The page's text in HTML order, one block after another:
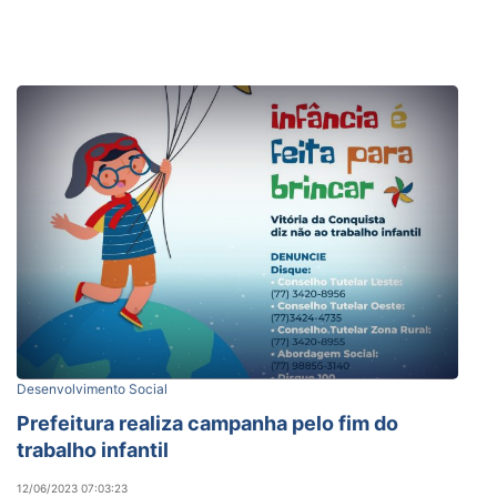
Desenvolvimento Social
Prefeitura realiza campanha pelo fim do
trabalho infantil
12/06/2023 07:03:23